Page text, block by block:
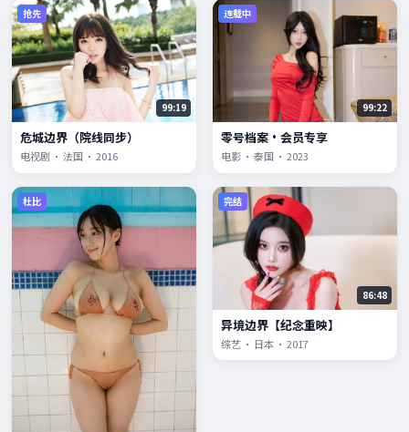
抢先
99:19
危城边界（院线同步）
电视剧 · 法国 · 2016
连载中
99:22
零号档案·会员专享
电影 · 泰国 · 2023
杜比 完结
86:48
异境边界【纪念重映】
综艺 · 日本 · 2017